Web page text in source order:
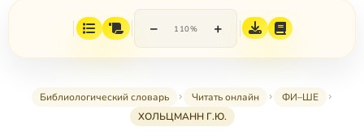
− 110% +
Библиологический словарь Читать онлайн
ФИ–ШЕ
ХОЛЬЦМАНН Г.Ю.